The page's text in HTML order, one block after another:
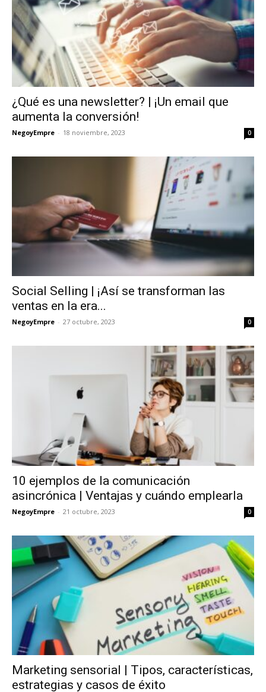
¿Qué es una newsletter? | ¡Un email que
aumenta la conversión!
NegoyEmpre - 18 noviembre, 2023 0
Social Selling | ¡Así se transforman las
ventas en la era...
NegoyEmpre - 27 octubre, 2023 0
10 ejemplos de la comunicación
asincrónica | Ventajas y cuándo emplearla
NegoyEmpre - 21 octubre, 2023 0
Marketing sensorial | Tipos, características,
estrategias y casos de éxito